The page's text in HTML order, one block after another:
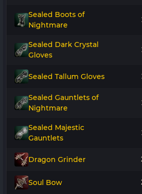
Sealed Boots of
Nightmare
Sealed Dark Crystal
Gloves
Sealed Tallum Gloves
Sealed Gauntlets of
Nightmare
Sealed Majestic
Gauntlets
Dragon Grinder
Soul Bow